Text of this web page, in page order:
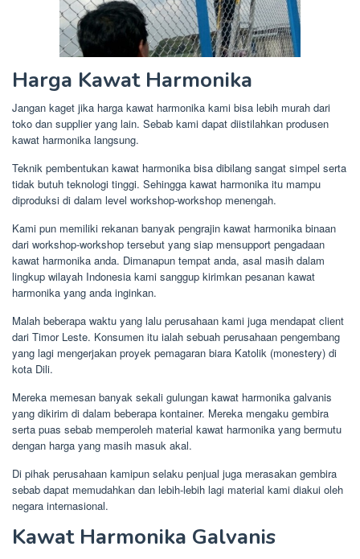
Harga Kawat Harmonika
Jangan kaget jika harga kawat harmonika kami bisa lebih murah dari
toko dan supplier yang lain. Sebab kami dapat diistilahkan produsen
kawat harmonika langsung.
Teknik pembentukan kawat harmonika bisa dibilang sangat simpel serta
tidak butuh teknologi tinggi. Sehingga kawat harmonika itu mampu
diproduksi di dalam level workshop-workshop menengah.
Kami pun memiliki rekanan banyak pengrajin kawat harmonika binaan
dari workshop-workshop tersebut yang siap mensupport pengadaan
kawat harmonika anda. Dimanapun tempat anda, asal masih dalam
lingkup wilayah Indonesia kami sanggup kirimkan pesanan kawat
harmonika yang anda inginkan.
Malah beberapa waktu yang lalu perusahaan kami juga mendapat client
dari Timor Leste. Konsumen itu ialah sebuah perusahaan pengembang
yang lagi mengerjakan proyek pemagaran biara Katolik (monestery) di
kota Dili.
Mereka memesan banyak sekali gulungan kawat harmonika galvanis
yang dikirim di dalam beberapa kontainer. Mereka mengaku gembira
serta puas sebab memperoleh material kawat harmonika yang bermutu
dengan harga yang masih masuk akal.
Di pihak perusahaan kamipun selaku penjual juga merasakan gembira
sebab dapat memudahkan dan lebih-lebih lagi material kami diakui oleh
negara internasional.
Kawat Harmonika Galvanis